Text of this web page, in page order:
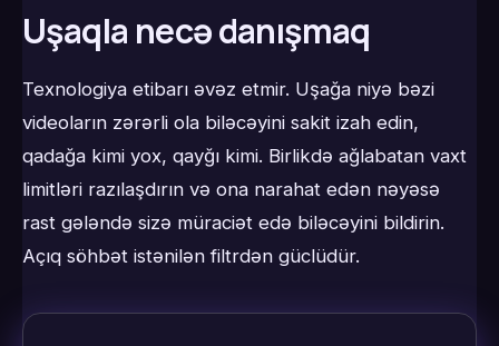
Uşaqla necə danışmaq
Texnologiya etibarı əvəz etmir. Uşağa niyə bəzi
videoların zərərli ola biləcəyini sakit izah edin,
qadağa kimi yox, qayğı kimi. Birlikdə ağlabatan vaxt
limitləri razılaşdırın və ona narahat edən nəyəsə
rast gələndə sizə müraciət edə biləcəyini bildirin.
Açıq söhbət istənilən filtrdən güclüdür.